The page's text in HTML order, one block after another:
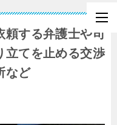
頼する弁護士や司
立てを止める交渉
など